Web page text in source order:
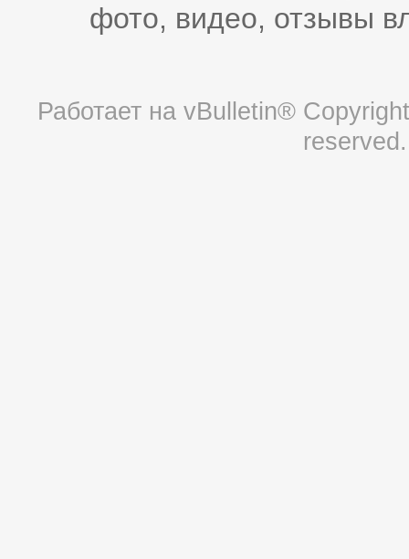
фото, видео, отзывы
Работает на vBulletin®